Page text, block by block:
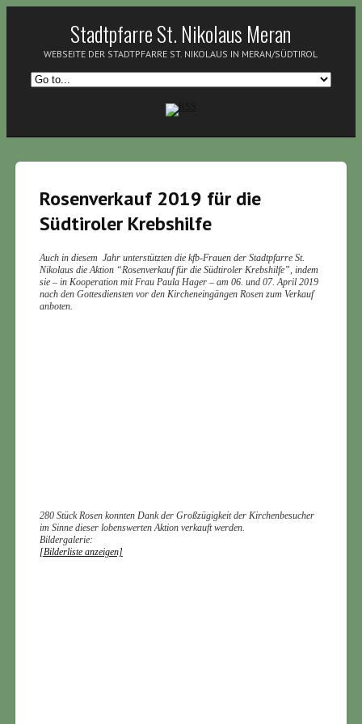
Stadtpfarre St. Nikolaus Meran
WEBSEITE DER STADTPFARRE ST. NIKOLAUS IN MERAN/SÜDTIROL
Rosenverkauf 2019 für die
Südtiroler Krebshilfe
Auch in diesem Jahr unterstützten die kfb-Frauen der Stadtpfarre St.
Nikolaus die Aktion “Rosenverkauf für die Südtiroler Krebshilfe”, indem
sie – in Kooperation mit Frau Paula Hager – am 06. und 07. April 2019
nach den Gottesdiensten vor den Kircheneingängen Rosen zum Verkauf
anboten.
280 Stück Rosen konnten Dank der Großzügigkeit der Kirchenbesucher
im Sinne dieser lobenswerten Aktion verkauft werden.
Bildergalerie:
[Bilderliste anzeigen]